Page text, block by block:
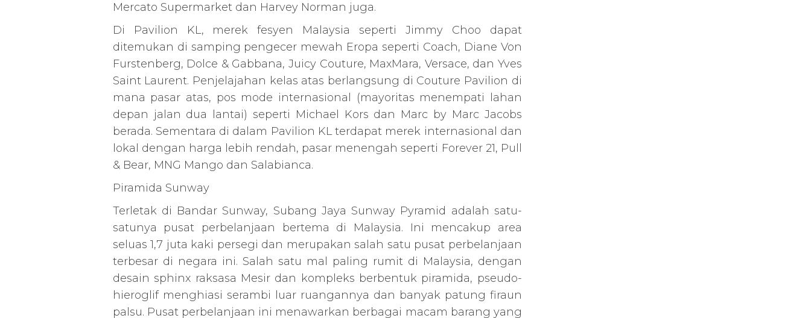
Mercato Supermarket dan Harvey Norman juga.
Di Pavilion KL, merek fesyen Malaysia seperti Jimmy Choo dapat
ditemukan di samping pengecer mewah Eropa seperti Coach, Diane Von
Furstenberg, Dolce & Gabbana, Juicy Couture, MaxMara, Versace, dan Yves
Saint Laurent. Penjelajahan kelas atas berlangsung di Couture Pavilion di
mana pasar atas, pos mode internasional (mayoritas menempati lahan
depan jalan dua lantai) seperti Michael Kors dan Marc by Marc Jacobs
berada. Sementara di dalam Pavilion KL terdapat merek internasional dan
lokal dengan harga lebih rendah, pasar menengah seperti Forever 21, Pull
& Bear, MNG Mango dan Salabianca.
Piramida Sunway
Terletak di Bandar Sunway, Subang Jaya Sunway Pyramid adalah satu-
satunya pusat perbelanjaan bertema di Malaysia. Ini mencakup area
seluas 1,7 juta kaki persegi dan merupakan salah satu pusat perbelanjaan
terbesar di negara ini. Salah satu mal paling rumit di Malaysia, dengan
desain sphinx raksasa Mesir dan kompleks berbentuk piramida, pseudo-
hieroglif menghiasi serambi luar ruangannya dan banyak patung firaun
palsu. Pusat perbelanjaan ini menawarkan berbagai macam barang yang